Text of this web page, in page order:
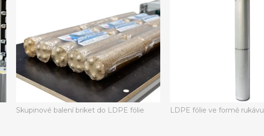
Skupinové balení briket do LDPE fólie LDPE fólie ve formě rukávu